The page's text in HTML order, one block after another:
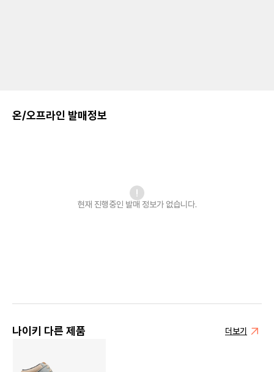
온/오프라인 발매정보
현재 진행중인 발매 정보가 없습니다.
나이키 다른 제품 더보기